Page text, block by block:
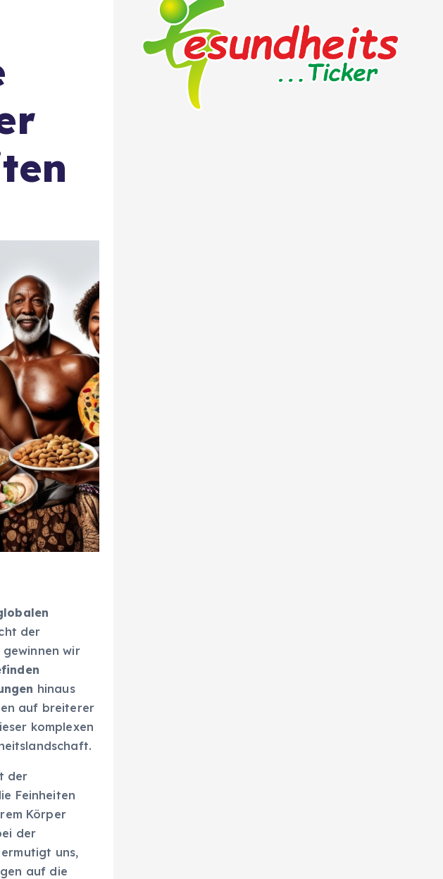
der
wir
hinaus
auf breiterer
komplexen
der
Feinheiten
Körper
der
uns,
auf die